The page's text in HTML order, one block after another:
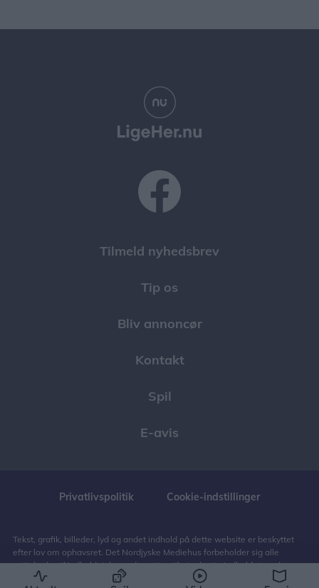
Tilmeld nyhedsbrev
Tip os
Bliv annoncør
Kontakt
Spil
E-avis
Privatlivspolitik Cookie-indstillinger
Tekst, grafik, billeder, lyd og andet indhold på dette website er beskyttet
efter lov om ophavsret. Det Nordjyske Mediehus forbeholder sig alle
rettigheder til indholdet, herunder retten til at udnytte indholdet med
henblik på tekst- og datamining, jf. ophavsretslovens § 11 b og DSM-